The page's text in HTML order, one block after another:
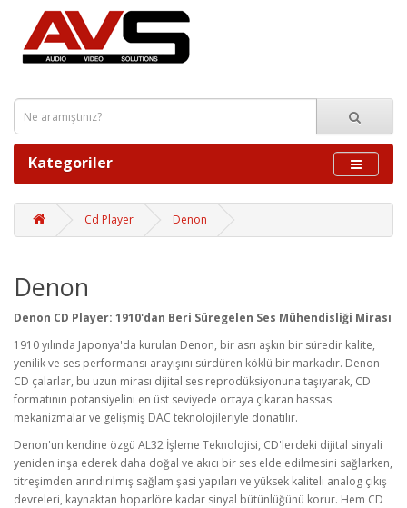
Kategoriler
Cd Player Denon
Denon
Denon CD Player: 1910'dan Beri Süregelen Ses Mühendisliği Mirası
1910 yılında Japonya'da kurulan Denon, bir asrı aşkın bir süredir kalite,
yenilik ve ses performansı arayışını sürdüren köklü bir markadır. Denon
CD çalarlar, bu uzun mirası dijital ses reprodüksiyonuna taşıyarak, CD
formatının potansiyelini en üst seviyede ortaya çıkaran hassas
mekanizmalar ve gelişmiş DAC teknolojileriyle donatılır.
Denon'un kendine özgü AL32 İşleme Teknolojisi, CD'lerdeki dijital sinyali
yeniden inşa ederek daha doğal ve akıcı bir ses elde edilmesini sağlarken,
titreşimden arındırılmış sağlam şasi yapıları ve yüksek kaliteli analog çıkış
devreleri, kaynaktan hoparlöre kadar sinyal bütünlüğünü korur. Hem CD